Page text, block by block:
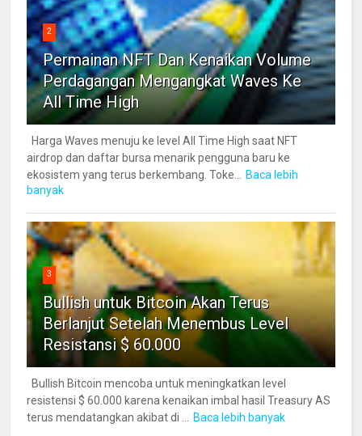
2
Permainan NFT Dan Kenaikan Volume
Perdagangan Mengangkat Waves Ke
All Time High
Harga Waves menuju ke level All Time High saat NFT
airdrop dan daftar bursa menarik pengguna baru ke
ekosistem yang terus berkembang. Toke...
Baca lebih
banyak
3
Bullish untuk Bitcoin Akan Terus
Berlanjut Setelah Menembus Level
Resistansi $ 60.000
Bullish Bitcoin mencoba untuk meningkatkan level
resistensi $ 60.000 karena kenaikan imbal hasil Treasury AS
terus mendatangkan akibat di ...
Baca lebih banyak